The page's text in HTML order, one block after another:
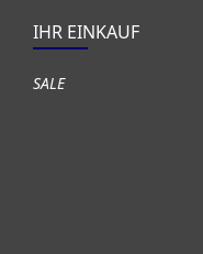
IHR EINKAUF
SALE